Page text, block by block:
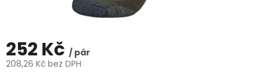
252 Kč / pár
208,26 Kč bez DPH